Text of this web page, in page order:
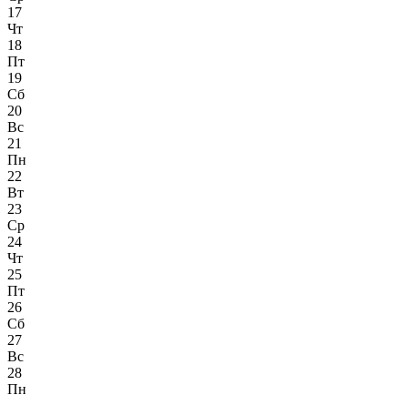
17
Чт
18
Пт
19
Сб
20
Вс
21
Пн
22
Вт
23
Ср
24
Чт
25
Пт
26
Сб
27
Вс
28
Пн